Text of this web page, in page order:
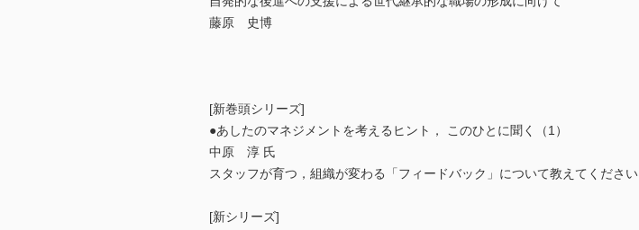
藤原 史博
[新巻頭シリーズ]
●あしたのマネジメントを考えるヒント， このひとに聞く（1）
中原 淳 氏
スタッフが育つ，組織が変わる「フィードバック」について教えてください
[新シリーズ]